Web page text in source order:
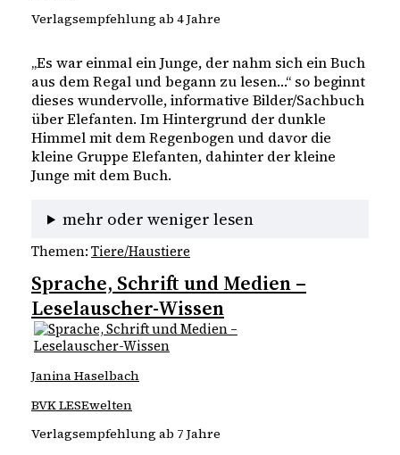
Verlagsempfehlung ab 4 Jahre
„Es war einmal ein Junge, der nahm sich ein Buch
aus dem Regal und begann zu lesen…“ so beginnt
dieses wundervolle, informative Bilder/Sachbuch
über Elefanten. Im Hintergrund der dunkle
Himmel mit dem Regenbogen und davor die
kleine Gruppe Elefanten, dahinter der kleine
Junge mit dem Buch.
mehr oder weniger lesen
Themen: Tiere/Haustiere
Sprache, Schrift und Medien –
Leselauscher-Wissen
Janina Haselbach
BVK LESEwelten
Verlagsempfehlung ab 7 Jahre